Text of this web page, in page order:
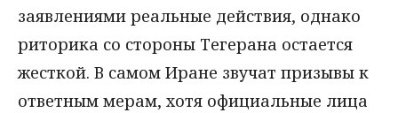
заявлениями реальные действия, однако
риторика со стороны Тегерана остается
жесткой. В самом Иране звучат призывы к
ответным мерам, хотя официальные лица